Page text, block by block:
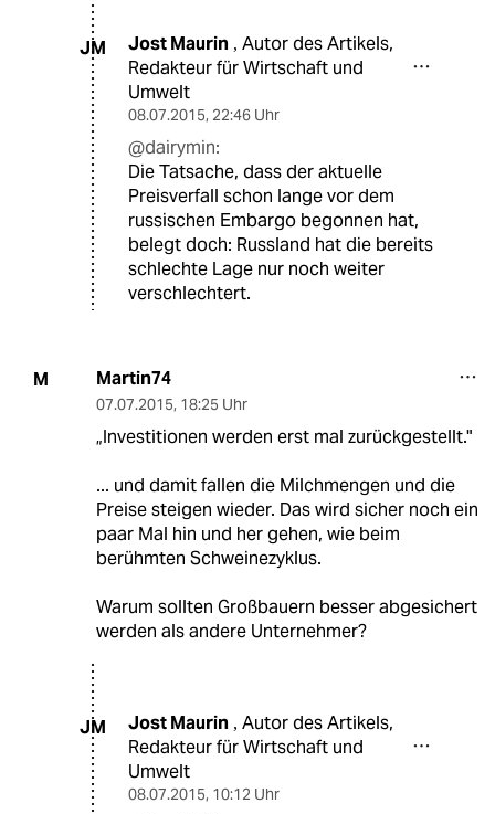
JM Jost Maurin , Autor des Artikels,
Redakteur für Wirtschaft und
Umwelt
08.07.2015, 22:46 Uhr
@dairymin:
Die Tatsache, dass der aktuelle
Preisverfall schon lange vor dem
russischen Embargo begonnen hat,
belegt doch: Russland hat die bereits
schlechte Lage nur noch weiter
verschlechtert.
M Martin74
07.07.2015, 18:25 Uhr
„Investitionen werden erst mal zurückgestellt."
... und damit fallen die Milchmengen und die
Preise steigen wieder. Das wird sicher noch ein
paar Mal hin und her gehen, wie beim
berühmten Schweinezyklus.
Warum sollten Großbauern besser abgesichert
werden als andere Unternehmer?
JM Jost Maurin , Autor des Artikels,
Redakteur für Wirtschaft und
Umwelt
08.07.2015, 10:12 Uhr